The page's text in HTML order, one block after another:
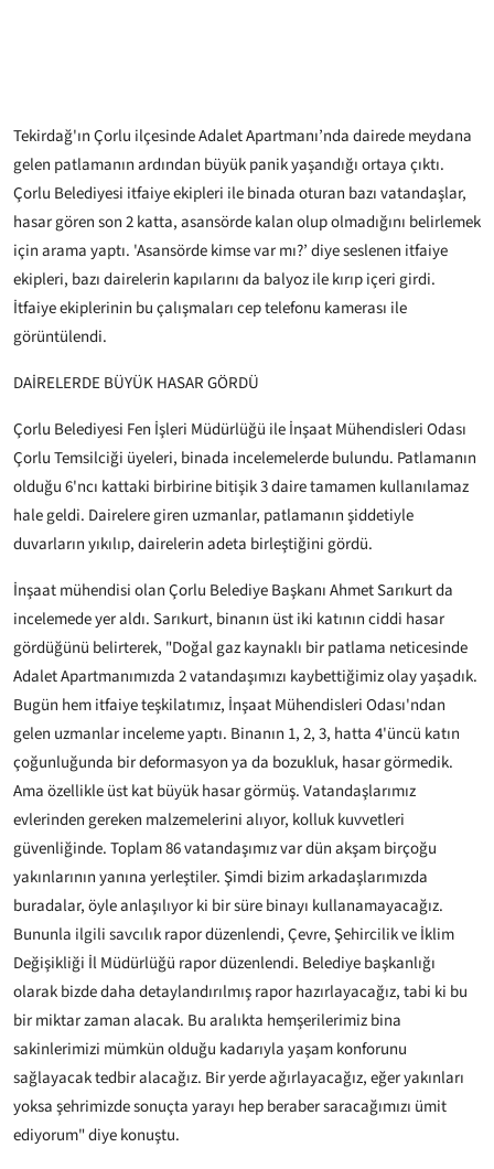
Tekirdağ'ın Çorlu ilçesinde Adalet Apartmanı’nda dairede meydana
gelen patlamanın ardından büyük panik yaşandığı ortaya çıktı.
Çorlu Belediyesi itfaiye ekipleri ile binada oturan bazı vatandaşlar,
hasar gören son 2 katta, asansörde kalan olup olmadığını belirlemek
için arama yaptı. 'Asansörde kimse var mı?’ diye seslenen itfaiye
ekipleri, bazı dairelerin kapılarını da balyoz ile kırıp içeri girdi.
İtfaiye ekiplerinin bu çalışmaları cep telefonu kamerası ile
görüntülendi.
DAİRELERDE BÜYÜK HASAR GÖRDÜ
Çorlu Belediyesi Fen İşleri Müdürlüğü ile İnşaat Mühendisleri Odası
Çorlu Temsilciği üyeleri, binada incelemelerde bulundu. Patlamanın
olduğu 6'ncı kattaki birbirine bitişik 3 daire tamamen kullanılamaz
hale geldi. Dairelere giren uzmanlar, patlamanın şiddetiyle
duvarların yıkılıp, dairelerin adeta birleştiğini gördü.
İnşaat mühendisi olan Çorlu Belediye Başkanı Ahmet Sarıkurt da
incelemede yer aldı. Sarıkurt, binanın üst iki katının ciddi hasar
gördüğünü belirterek, "Doğal gaz kaynaklı bir patlama neticesinde
Adalet Apartmanımızda 2 vatandaşımızı kaybettiğimiz olay yaşadık.
Bugün hem itfaiye teşkilatımız, İnşaat Mühendisleri Odası'ndan
gelen uzmanlar inceleme yaptı. Binanın 1, 2, 3, hatta 4'üncü katın
çoğunluğunda bir deformasyon ya da bozukluk, hasar görmedik.
Ama özellikle üst kat büyük hasar görmüş. Vatandaşlarımız
evlerinden gereken malzemelerini alıyor, kolluk kuvvetleri
güvenliğinde. Toplam 86 vatandaşımız var dün akşam birçoğu
yakınlarının yanına yerleştiler. Şimdi bizim arkadaşlarımızda
buradalar, öyle anlaşılıyor ki bir süre binayı kullanamayacağız.
Bununla ilgili savcılık rapor düzenlendi, Çevre, Şehircilik ve İklim
Değişikliği İl Müdürlüğü rapor düzenlendi. Belediye başkanlığı
olarak bizde daha detaylandırılmış rapor hazırlayacağız, tabi ki bu
bir miktar zaman alacak. Bu aralıkta hemşerilerimiz bina
sakinlerimizi mümkün olduğu kadarıyla yaşam konforunu
sağlayacak tedbir alacağız. Bir yerde ağırlayacağız, eğer yakınları
yoksa şehrimizde sonuçta yarayı hep beraber saracağımızı ümit
ediyorum" diye konuştu.